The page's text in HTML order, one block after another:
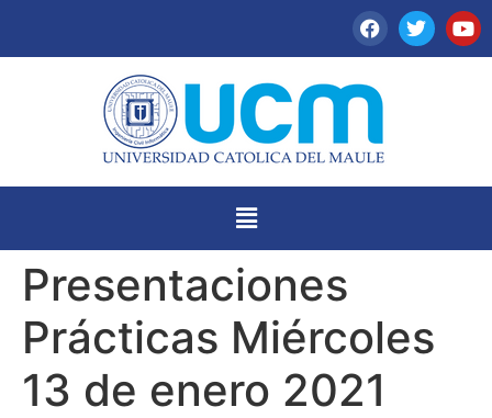
Presentaciones
Prácticas Miércoles
13 de enero 2021